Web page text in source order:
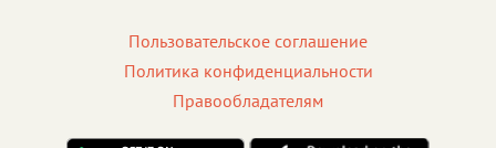
Пользовательское соглашение
Политика конфиденциальности
Правообладателям